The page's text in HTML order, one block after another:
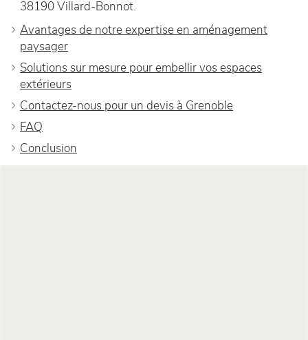
38190 Villard-Bonnot.
Avantages de notre expertise en aménagement
paysager
Solutions sur mesure pour embellir vos espaces
extérieurs
Contactez-nous pour un devis à Grenoble
FAQ
Conclusion